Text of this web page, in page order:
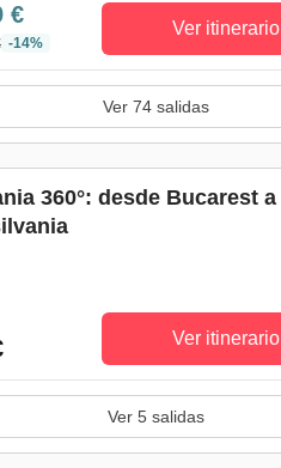
€
-14%
Ver itinerario
Ver 74 salidas
360°: desde Bucarest a
Ver itinerario
Ver 5 salidas